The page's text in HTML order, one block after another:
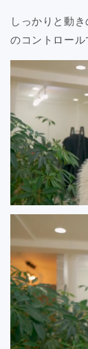
しっかりと動
のコントロール